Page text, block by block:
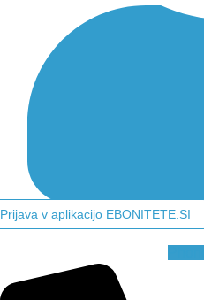
Prijava v aplikacijo EBONITETE.SI